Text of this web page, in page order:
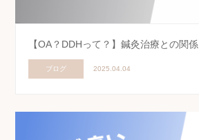
【OA？DDHって？】鍼灸治療との関係
ブログ 2025.04.04